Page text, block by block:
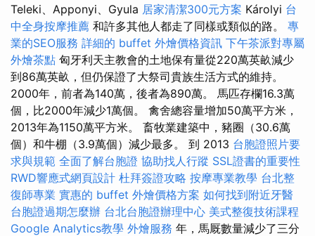
Teleki、Apponyi、Gyula 居家清潔300元方案 Károlyi 台
中全身按摩推薦 和許多其他人都走了同樣或類似的路。 專
業的SEO服務 詳細的 buffet 外燴價格資訊 下午茶派對專屬
外燴茶點 匈牙利天主教會的土地保有量從220萬英畝減少
到86萬英畝，但仍保證了大祭司貴族生活方式的維持。
2000年，前者為140萬，後者為890萬。 馬匹存欄16.3萬
個，比2000年減少1萬個。 禽舍總容量增加50萬平方米，
2013年為1150萬平方米。 畜牧業建築中，豬圈（30.6萬
個）和牛棚（3.9萬個）減少最多。 到 2013 台胞證照片要
求與規範 全面了解台胞證 協助找人行蹤 SSL證書的重要性
RWD響應式網頁設計 杜拜簽證攻略 按摩專業教學 台北整
復師專業 實惠的 buffet 外燴價格方案 如何找到附近牙醫
台胞證過期怎麼辦 台北台胞證辦理中心 美式整復技術課程
Google Analytics教學 外燴服務 年，馬厩數量減少了三分